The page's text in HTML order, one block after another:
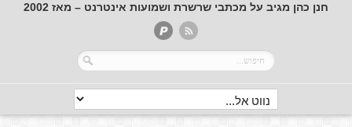
חנן כהן מגיב על מכתבי שרשרת ושמועות אינטרנט – מאז 2002